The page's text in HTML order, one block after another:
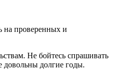
на проверенных и
Не бойтесь спрашивать
довольны долгие годы.